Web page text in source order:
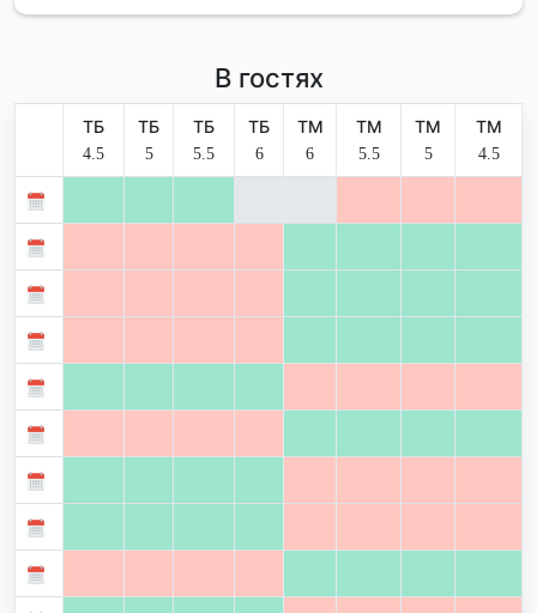
В гостях
ТБ
4.5
ТБ
5
ТБ
5.5
ТБ
6
ТМ
6
ТМ
5.5
ТМ
5
ТМ
4.5